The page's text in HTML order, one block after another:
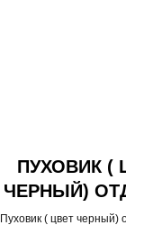
ПУХОВИК (
ЧЕРНЫЙ)
МЕХ
Пуховик ( цвет черный)